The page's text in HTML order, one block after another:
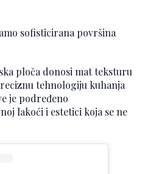
sofisticirana površina
ploča donosi mat teksturu
tehnologiju kuhanja
je podređeno
lakoći i estetici koja se ne